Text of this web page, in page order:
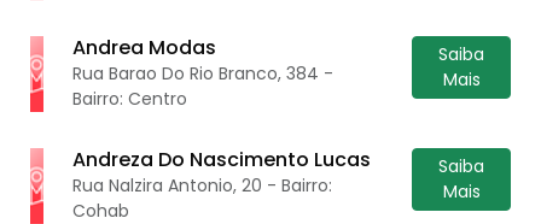
Andrea Modas
Rua Barao Do Rio Branco, 384 -
Bairro: Centro
Saiba
Mais
Andreza Do Nascimento Lucas
Rua Nalzira Antonio, 20 - Bairro:
Cohab
Saiba
Mais